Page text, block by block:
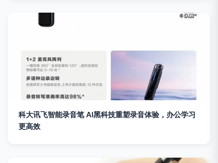
科大讯飞智能录音笔 AI黑科技重塑录音体验，办公学习
更高效